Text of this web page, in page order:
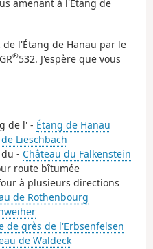
amenant à l'Etang de
l'Étang de Hanau par le
®532. J'espère que vous
de l' - Étang de Hanau
Lieschbach
- Château du Falkenstein
route bîtumée
à plusieurs directions
de Rothenbourg
de grès de l'Erbsenfelsen
de Waldeck